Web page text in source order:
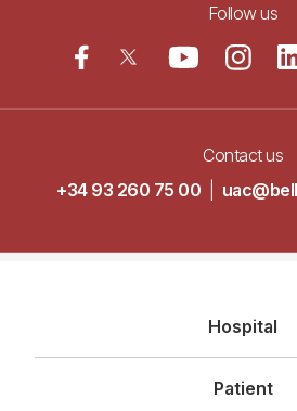
Follow us
Contact us
+34 93 260 75 00
principal
Hospital
Patient